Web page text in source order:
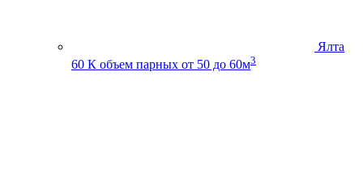
Ялта
60 К объем парных от 50 до 60м3